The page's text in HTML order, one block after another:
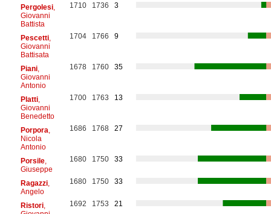
Pergolesi,
Giovanni
Battista
1710 1736 3
Pescetti,
Giovanni
Battisata
1704 1766 9
Piani,
Giovanni
Antonio
1678 1760 35
Platti,
Giovanni
Benedetto
1700 1763 13
Porpora
Nicola
Antonio
1686 1768 27
Porsile,
Giuseppe
1680 1750 33
Ragazzi,
Angelo
1680 1750 33
Ristori,
1692 1753 21